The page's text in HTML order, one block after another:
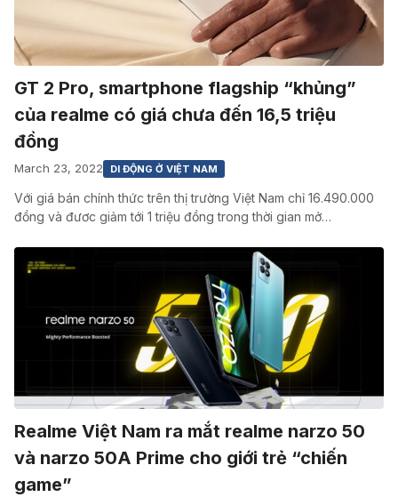
GT 2 Pro, smartphone flagship “khủng”
của realme có giá chưa đến 16,5 triệu
đồng
March 23, 2022 DI ĐỘNG Ở VIỆT NAM
Với giá bán chính thức trên thị trường Việt Nam chỉ 16.490.000
đồng và đươc giảm tới 1 triệu đồng trong thời gian mở…
Realme Việt Nam ra mắt realme narzo 50
và narzo 50A Prime cho giới trẻ “chiến
game”